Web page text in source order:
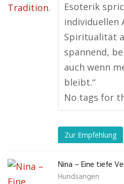
Esoterik
individuellen
Spiritualität
spannend,
auch wenn
bleibt.“
No tags for
Zur Empfehlung
Nina – Eine tiefe
Hundsangen